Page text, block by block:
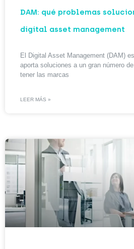
DAM: qué problemas
digital asset management
El Digital Asset Management (DAM)
aporta soluciones a un gran número
tener las marcas
LEER MÁS »